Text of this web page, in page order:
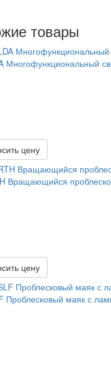
товары
Многофункциональный
цену
Вращающийся
цену
Проблесковый маяк с